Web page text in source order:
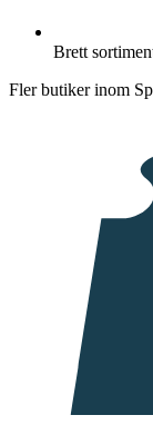
Brett
Fler butiker inom